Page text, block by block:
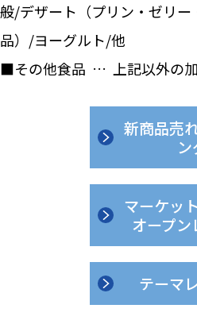
般/デザート（プリン・ゼリ
品）/ヨーグルト/他
■その他食品 … 上記以外の
新商品売
ン
マーケッ
オープン
テーマ